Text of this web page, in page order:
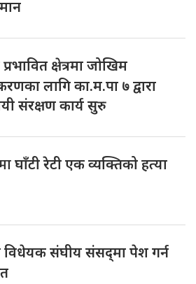
प्रभावित क्षेत्रमा जोखिम
लागि का.म.पा ७ द्वारा
संरक्षण कार्य सुरु
घाँटी रेटी एक व्यक्तिको हत्या
विधेयक संघीय संसद्‌मा पेश गर्न